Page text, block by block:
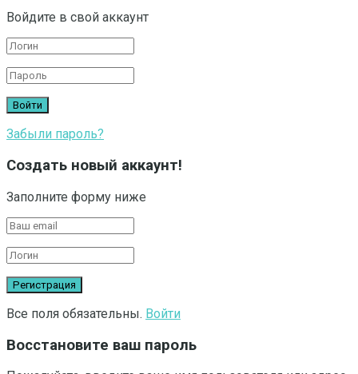
Войдите в свой аккаунт
Забыли пароль?
Создать новый аккаунт!
Заполните форму ниже
Все поля обязательны. Войти
Восстановите ваш пароль